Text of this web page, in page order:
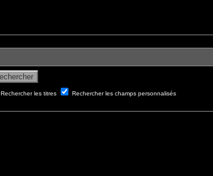
Rechercher les titres
Rechercher les champs personnalisés